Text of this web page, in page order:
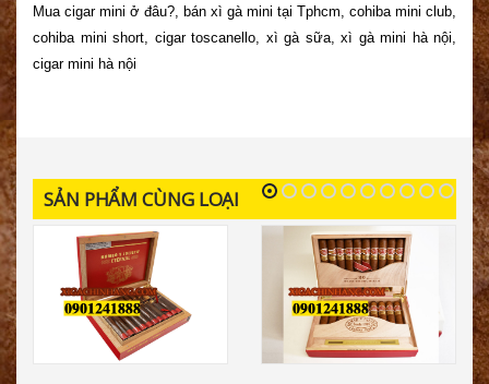
Mua cigar mini ở đâu?, bán xì gà mini tại Tphcm, cohiba mini club,
cohiba mini short, cigar toscanello, xì gà sữa, xì gà mini hà nội,
cigar mini hà nội
SẢN PHẨM CÙNG LOẠI